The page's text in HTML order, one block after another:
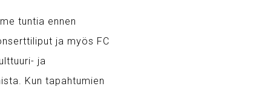
tuntia ennen
ja myös FC
ja
Kun tapahtumien